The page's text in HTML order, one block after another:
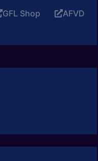
GFL Shop AFVD